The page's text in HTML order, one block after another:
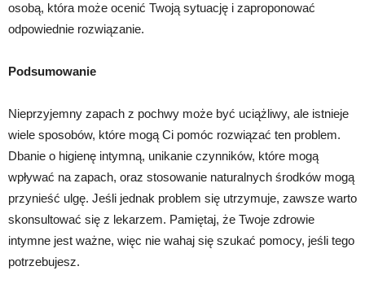
osobą, która może ocenić Twoją sytuację i zaproponować
odpowiednie rozwiązanie.
Podsumowanie
Nieprzyjemny zapach z pochwy może być uciążliwy, ale istnieje
wiele sposobów, które mogą Ci pomóc rozwiązać ten problem.
Dbanie o higienę intymną, unikanie czynników, które mogą
wpływać na zapach, oraz stosowanie naturalnych środków mogą
przynieść ulgę. Jeśli jednak problem się utrzymuje, zawsze warto
skonsultować się z lekarzem. Pamiętaj, że Twoje zdrowie
intymne jest ważne, więc nie wahaj się szukać pomocy, jeśli tego
potrzebujesz.